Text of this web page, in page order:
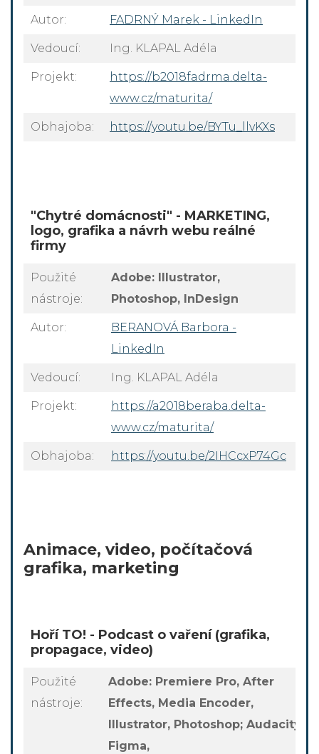
Autor: FADRNÝ Marek - LinkedIn
Vedoucí: Ing. KLAPAL Adéla
Projekt:
https://b2018fadrma.delta-
www.cz/maturita/
Obhajoba: https://youtu.be/BYTu_llvKXs
"Chytré domácnosti" - MARKETING,
logo, grafika a návrh webu reálné
firmy
Použité
nástroje:
Adobe: Illustrator,
Photoshop, InDesign
Autor:
BERANOVÁ Barbora -
LinkedIn
Vedoucí: Ing. KLAPAL Adéla
Projekt:
https://a2018beraba.delta-
www.cz/maturita/
Obhajoba: https://youtu.be/2IHCcxP74Gc
Animace, video, počítačová
grafika, marketing
Hoří TO! - Podcast o vaření (grafika,
propagace, video)
Použité
nástroje:
Adobe: Premiere Pro, After
Effects, Media Encoder,
Illustrator, Photoshop; Audacity,
Figma,